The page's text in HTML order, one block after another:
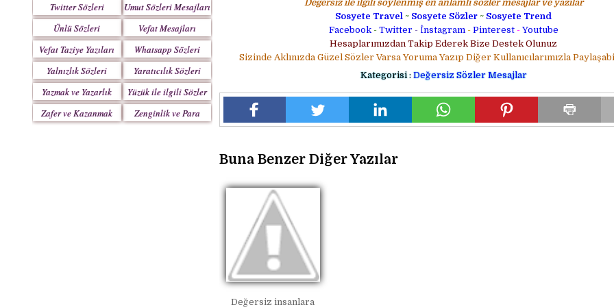
Twitter Sözleri
Umut Sözleri Mesajları
Ünlü Sözleri
Vefat Mesajları
Vefat Taziye Yazıları
Whatsapp Sözleri
Yalnızlık Sözleri
Yaratıcılık Sözleri
Yazmak ve Yazarlık
Sözleri
Yüzük ile ilgili Sözler
Zafer ve Kazanmak
Sözleri
Zenginlik ve Para
Sözleri
Değersiz ile ilgili söylenmiş en anlamlı sözler mesajlar ve yazılar
Sosyete Travel ~ Sosyete Sözler ~ Sosyete Trend
Facebook- Twitter - İnstagram- Pinterest- Youtube
Hesaplarımızdan Takip Ederek Bize Destek Olunuz
Sizinde Aklınızda Güzel Sözler Varsa Yoruma Yazıp Diğer Kullanıcılarımızla
Kategorisi : Değersiz Sözler Mesajlar
Buna Benzer Diğer Yazılar
Değersiz insanlara